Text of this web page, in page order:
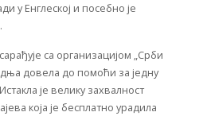
у Енглеској и посебно је
са организацијом „Срби
довела до помоћи за једну
је велику захвалност
која је бесплатно урадила